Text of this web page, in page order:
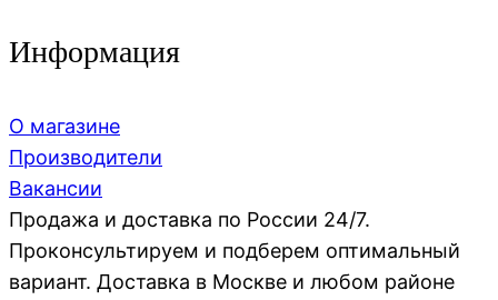
Информация
О магазине
Производители
Вакансии
Продажа и доставка по России 24/7.
Проконсультируем и подберем оптимальный
вариант. Доставка в Москве и любом районе